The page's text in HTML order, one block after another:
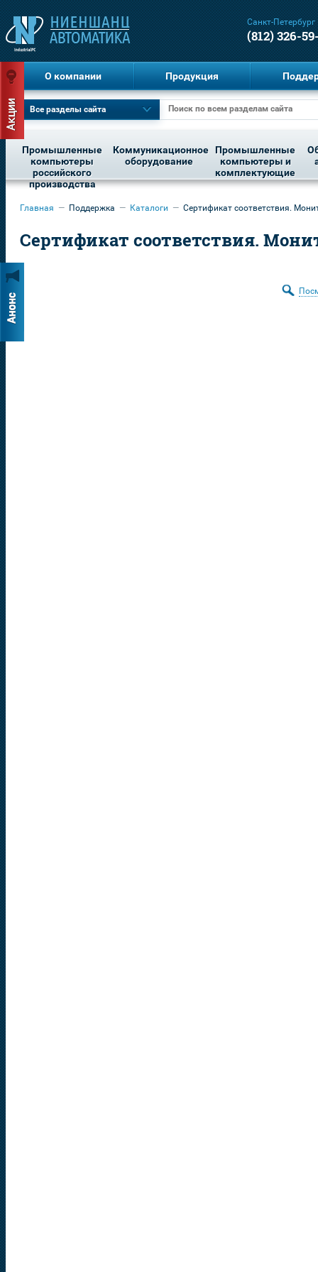
Санкт-Петербург
(812) 326-
О компании Продукция
Все разделы сайта
Промышленные
компьютеры
российского
производства
Коммуникационное
оборудование
Промышленные
компьютеры и
комплектующие
Главная — Поддержка — Каталоги — Сертификат соответствия.
Сертификат соответствия.